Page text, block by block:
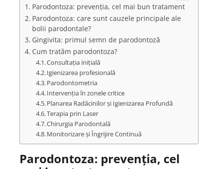
Parodontoza: prevenția, cel mai bun tratament
Parodontoza: care sunt cauzele principale ale
bolii parodontale?
Gingivita: primul semn de parodontoză
Cum tratăm parodontoza?
Consultația inițială
Igienizarea profesională
Parodontometria
Intervenția în zonele critice
Planarea Radăcinilor și Igienizarea Profundă
Terapia prin Laser
Chirurgia Parodontală
Monitorizare și Îngrijire Continuă
Parodontoza: prevenția, cel